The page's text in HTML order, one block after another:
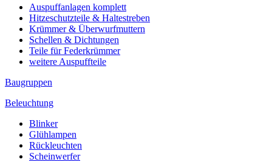
Auspuffanlagen komplett
Hitzeschutzteile & Haltestreben
Krümmer & Überwurfmuttern
Schellen & Dichtungen
Teile für Federkrümmer
weitere Auspuffteile
Baugruppen
Beleuchtung
Blinker
Glühlampen
Rückleuchten
Scheinwerfer